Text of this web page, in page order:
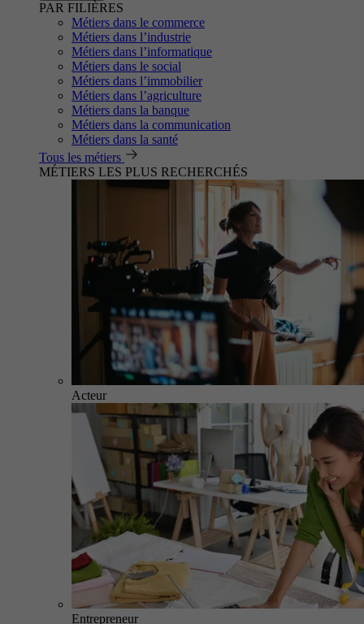
PAR FILIÈRES
Métiers dans le commerce
Métiers dans l’industrie
Métiers dans l’informatique
Métiers dans le social
Métiers dans l’immobilier
Métiers dans l’agriculture
Métiers dans la banque
Métiers dans la communication
Métiers dans la santé
Tous les métiers
MÉTIERS LES PLUS RECHERCHÉS
Acteur
Entrepreneur